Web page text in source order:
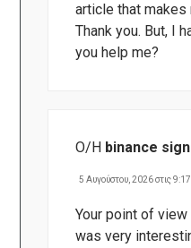
article that
Thank you. But, I
you help me?
Ο/Η binance
5 Αυγούστου, 2026 στις
Your point of view
was very